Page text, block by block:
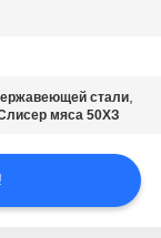
стали,
мяса 50ХЗ